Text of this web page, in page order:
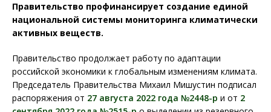
Правительство профинансирует создание единой
национальной системы мониторинга климатически
активных веществ.
Правительство продолжает работу по адаптации
российской экономики к глобальным изменениям климата.
Председатель Правительства Михаил Мишустин подписал
распоряжения от 27 августа 2022 года №2448-р и от 2